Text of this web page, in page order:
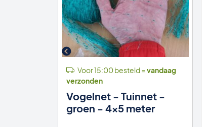
Voor 15:00 besteld =vandaag
verzonden
Vogelnet - Tuinnet -
groen - 4x5 meter